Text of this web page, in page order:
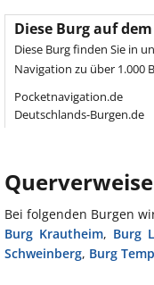
Diese Burg auf
Diese Burg finden Sie in
Navigation zu über 1.000
Pocketnavigation.de
Deutschlands-Burgen.de
Querverweise
Bei folgenden Burgen
Burg Krautheim, Burg
Schweinberg, Burg